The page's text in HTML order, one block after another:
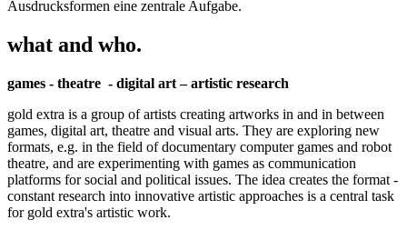
Ausdrucksformen eine zentrale Aufgabe.
what and who.
games - theatre - digital art – artistic research
gold extra is a group of artists creating artworks in and in between
games, digital art, theatre and visual arts. They are exploring new
formats, e.g. in the field of documentary computer games and robot
theatre, and are experimenting with games as communication
platforms for social and political issues. The idea creates the format -
constant research into innovative artistic approaches is a central task
for gold extra's artistic work.